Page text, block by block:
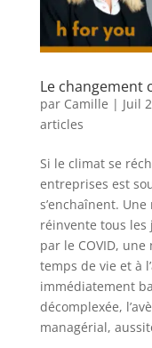
Le changement
par Camille | Juil
articles
Si le climat se
entreprises est
s’enchaînent.
réinvente tous
par le COVID,
temps de vie et à
immédiatement
décomplexée,
managérial,